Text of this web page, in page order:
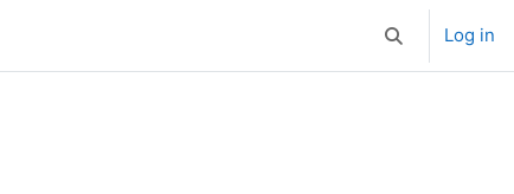
Toggle search
Log in